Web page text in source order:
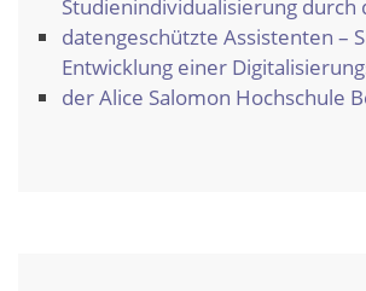
Studienindividualisierung durch
datengeschützte Assistenten –
Entwicklung einer
der Alice Salomon Hochschule